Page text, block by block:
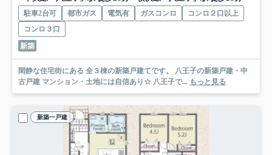
駐車2台可 都市ガス 電気有 ガスコンロ
コンロ２口以上
コンロ３口
新築
閑静な住宅街にある 全３棟の新築戸建てです。 八王子の新築戸建・中
古戸建 マンション・土地には自信あり☆ 八王子で... もっと見る
新築一戸建